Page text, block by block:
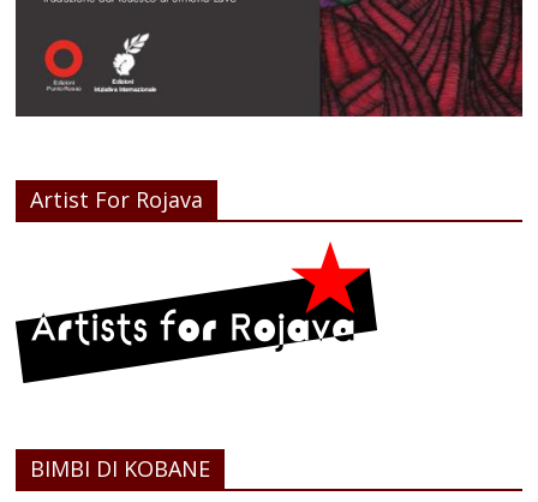
Artist For Rojava
BIMBI DI KOBANE